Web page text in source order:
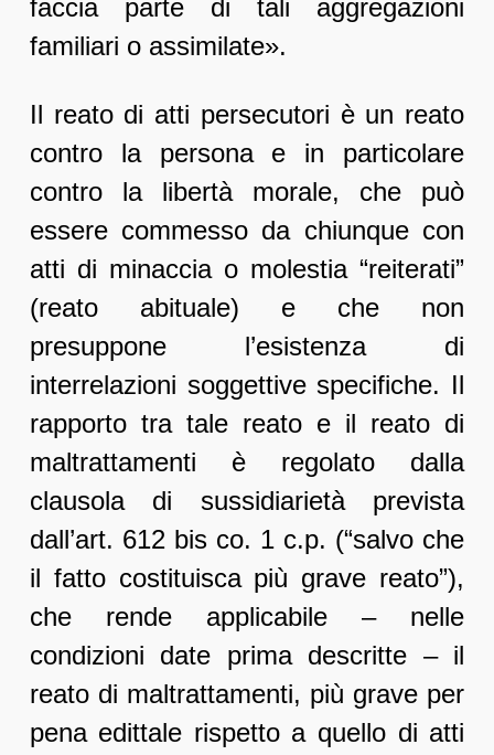
faccia parte di tali aggregazioni
familiari o assimilate».
Il reato di atti persecutori è un reato
contro la persona e in particolare
contro la libertà morale, che può
essere commesso da chiunque con
atti di minaccia o molestia “reiterati”
(reato abituale) e che non
presuppone l’esistenza di
interrelazioni soggettive specifiche. Il
rapporto tra tale reato e il reato di
maltrattamenti è regolato dalla
clausola di sussidiarietà prevista
dall’art. 612 bis co. 1 c.p. (“salvo che
il fatto costituisca più grave reato”),
che rende applicabile – nelle
condizioni date prima descritte – il
reato di maltrattamenti, più grave per
pena edittale rispetto a quello di atti